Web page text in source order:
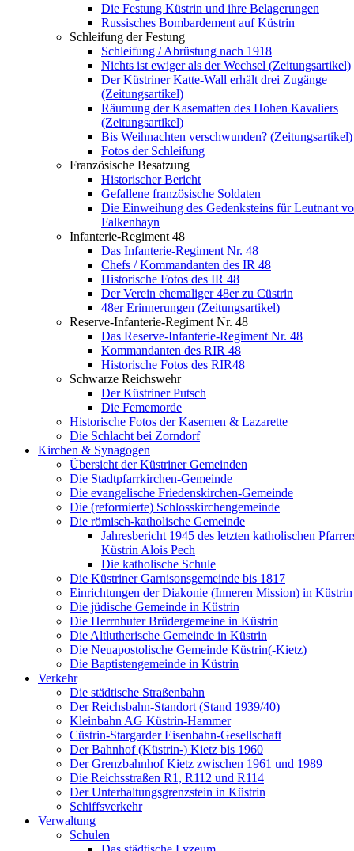
Die Festung Küstrin und ihre Belagerungen
Russisches Bombardement auf Küstrin
Schleifung der Festung
Schleifung / Abrüstung nach 1918
Nichts ist ewiger als der Wechsel (Zeitungsartikel)
Der Küstriner Katte-Wall erhält drei Zugänge
(Zeitungsartikel)
Räumung der Kasematten des Hohen Kavaliers
(Zeitungsartikel)
Bis Weihnachten verschwunden? (Zeitungsartikel)
Fotos der Schleifung
Französische Besatzung
Historischer Bericht
Gefallene französische Soldaten
Die Einweihung des Gedenksteins für Leutnant
Falkenhayn
Infanterie-Regiment 48
Das Infanterie-Regiment Nr. 48
Chefs / Kommandanten des IR 48
Historische Fotos des IR 48
Der Verein ehemaliger 48er zu Cüstrin
48er Erinnerungen (Zeitungsartikel)
Reserve-Infanterie-Regiment Nr. 48
Das Reserve-Infanterie-Regiment Nr. 48
Kommandanten des RIR 48
Historische Fotos des RIR48
Schwarze Reichswehr
Der Küstriner Putsch
Die Fememorde
Historische Fotos der Kasernen & Lazarette
Die Schlacht bei Zorndorf
Kirchen & Synagogen
Übersicht der Küstriner Gemeinden
Die Stadtpfarrkirchen-Gemeinde
Die evangelische Friedenskirchen-Gemeinde
Die (reformierte) Schlosskirchengemeinde
Die römisch-katholische Gemeinde
Jahresbericht 1945 des letzten katholischen
Küstrin Alois Pech
Die katholische Schule
Die Küstriner Garnisonsgemeinde bis 1817
Einrichtungen der Diakonie (Inneren Mission) in Küstrin
Die jüdische Gemeinde in Küstrin
Die Herrnhuter Brüdergemeine in Küstrin
Die Altlutherische Gemeinde in Küstrin
Die Neuapostolische Gemeinde Küstrin(-Kietz)
Die Baptistengemeinde in Küstrin
Verkehr
Die städtische Straßenbahn
Der Reichsbahn-Standort (Stand 1939/40)
Kleinbahn AG Küstrin-Hammer
Cüstrin-Stargarder Eisenbahn-Gesellschaft
Der Bahnhof (Küstrin-) Kietz bis 1960
Der Grenzbahnhof Kietz zwischen 1961 und 1989
Die Reichsstraßen R1, R112 und R114
Der Unterhaltungsgrenzstein in Küstrin
Schiffsverkehr
Verwaltung
Schulen